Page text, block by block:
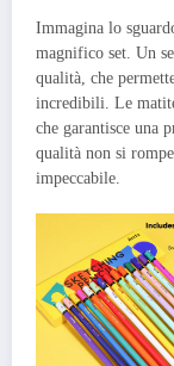
Immagina lo
magnifico set. Un
qualità, che
incredibili. Le
che garantisce una
qualità non si
impeccabile.